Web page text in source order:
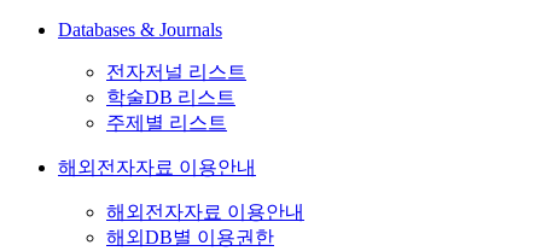
Databases & Journals
전자저널 리스트
학술DB 리스트
주제별 리스트
해외전자자료 이용안내
해외전자자료 이용안내
해외DB별 이용권한